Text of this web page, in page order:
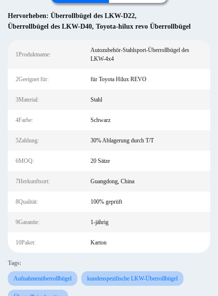
Hervorheben: Überrollbügel des LKW-D22,
Überrollbügel des LKW-D40, Toyota-hilux revo Überrollbügel
1Produktname:
Autozubehör-Stahlsport-Überrollbügel des
LKW-4x4
2Geeignet für: für Toyota Hilux REVO
3Material: Stahl
4Farbe: Schwarz
5Zahlung: 30% Ablagerung durch T/T
6MOQ: 20 Sätze
7Herkunftsort: Guangdong, China
8Qualität: 100% geprüft
9Garantie: 1-jährig
10Paket: Karton
Tags:
Aufnahmenüberrollbügel kundenspezifische LKW-Überrollbügel